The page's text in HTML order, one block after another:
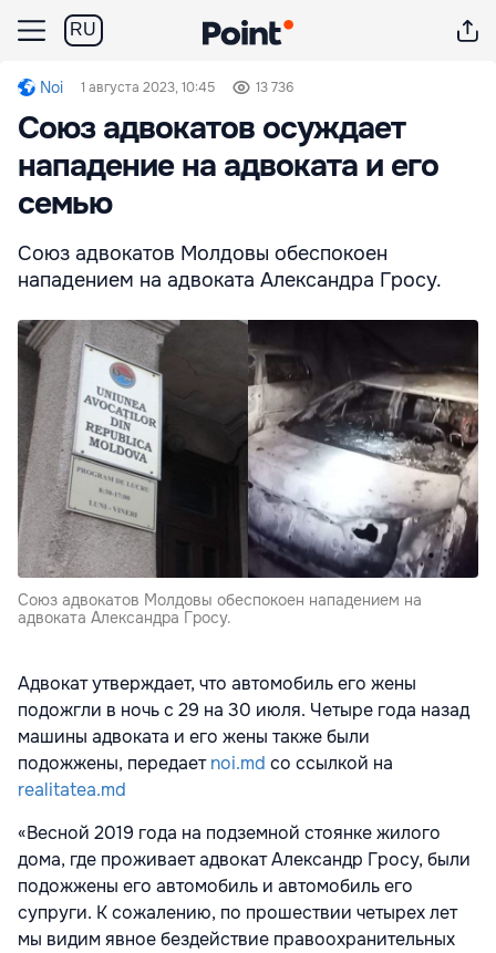
RU
Noi 1 августа 2023, 10:45 13 736
Союз адвокатов осуждает
нападение на адвоката и его
семью
Союз адвокатов Молдовы обеспокоен
нападением на адвоката Александра Гросу.
Союз адвокатов Молдовы обеспокоен нападением на
адвоката Александра Гросу.
Адвокат утверждает, что автомобиль его жены
подожгли в ночь с 29 на 30 июля. Четыре года назад
машины адвоката и его жены также были
подожжены, передаетnoi.md со ссылкой на
realitatea.md
«Весной 2019 года на подземной стоянке жилого
дома, где проживает адвокат Александр Гросу, были
подожжены его автомобиль и автомобиль его
супруги. К сожалению, по прошествии четырех лет
мы видим явное бездействие правоохранительных